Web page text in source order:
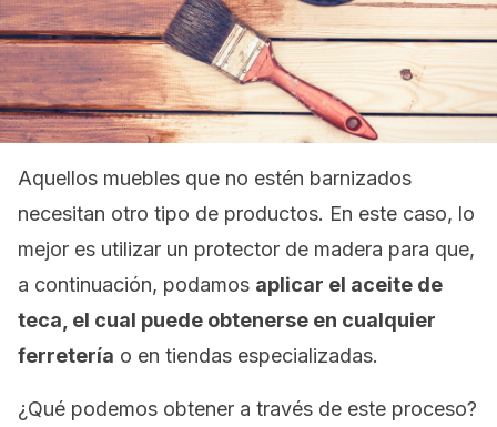
Aquellos muebles que no estén barnizados
necesitan otro tipo de productos. En este caso, lo
mejor es utilizar un protector de madera para que,
a continuación, podamos aplicar el aceite de
teca, el cual puede obtenerse en cualquier
ferretería o en tiendas especializadas.
¿Qué podemos obtener a través de este proceso?